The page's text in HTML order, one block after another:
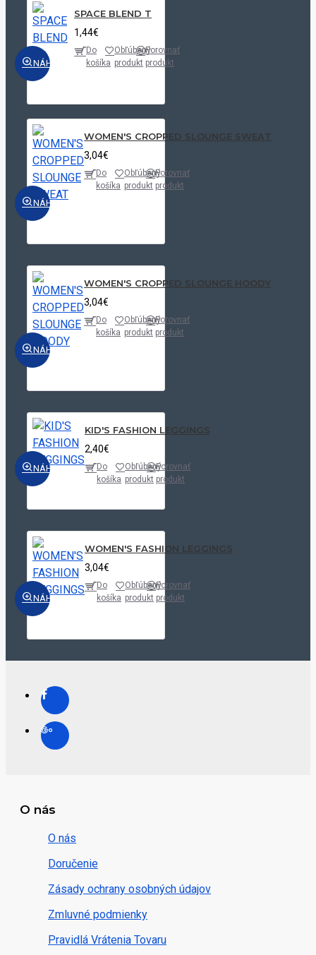
NÁHĽAD
SPACE BLEND T
1,44€
Do
košíka
Obľúbený
produkt
Porovnať
produkt
NÁHĽAD
WOMEN'S CROPPED SLOUNGE SWEAT
3,04€
Do
košíka
Obľúbený
produkt
Porovnať
produkt
NÁHĽAD
WOMEN'S CROPPED SLOUNGE HOODY
3,04€
Do
košíka
Obľúbený
produkt
Porovnať
produkt
NÁHĽAD
KID'S FASHION LEGGINGS
2,40€
Do
košíka
Obľúbený
produkt
Porovnať
produkt
NÁHĽAD
WOMEN'S FASHION LEGGINGS
3,04€
Do
košíka
Obľúbený
produkt
Porovnať
produkt
O nás
O nás
Doručenie
Zásady ochrany osobných údajov
Zmluvné podmienky
Pravidlá Vrátenia Tovaru